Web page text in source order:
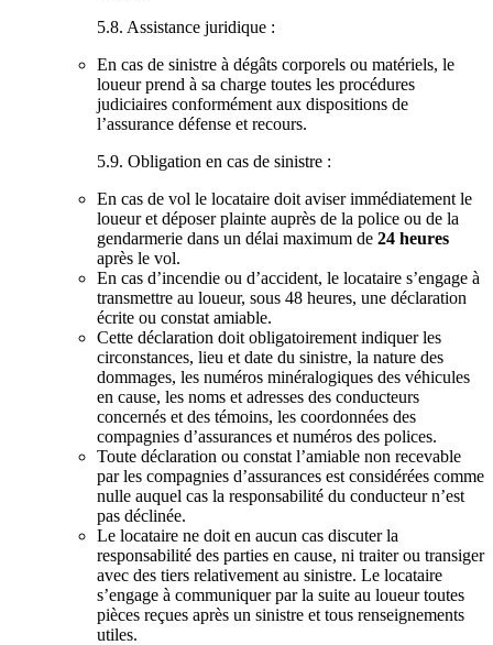
5.8. Assistance juridique :
En cas de sinistre à dégâts corporels ou matériels, le
loueur prend à sa charge toutes les procédures
judiciaires conformément aux dispositions de
l’assurance défense et recours.
5.9. Obligation en cas de sinistre :
En cas de vol le locataire doit aviser immédiatement le
loueur et déposer plainte auprès de la police ou de la
gendarmerie dans un délai maximum de 24 heures
après le vol.
En cas d’incendie ou d’accident, le locataire s’engage à
transmettre au loueur, sous 48 heures, une déclaration
écrite ou constat amiable.
Cette déclaration doit obligatoirement indiquer les
circonstances, lieu et date du sinistre, la nature des
dommages, les numéros minéralogiques des véhicules
en cause, les noms et adresses des conducteurs
concernés et des témoins, les coordonnées des
compagnies d’assurances et numéros des polices.
Toute déclaration ou constat l’amiable non recevable
par les compagnies d’assurances est considérées comme
nulle auquel cas la responsabilité du conducteur n’est
pas déclinée.
Le locataire ne doit en aucun cas discuter la
responsabilité des parties en cause, ni traiter ou transiger
avec des tiers relativement au sinistre. Le locataire
s’engage à communiquer par la suite au loueur toutes
pièces reçues après un sinistre et tous renseignements
utiles.